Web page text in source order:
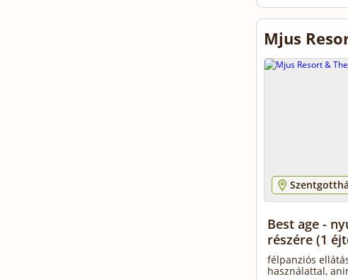
Mjus
Best age -
részére (1
félpanziós
használattal,